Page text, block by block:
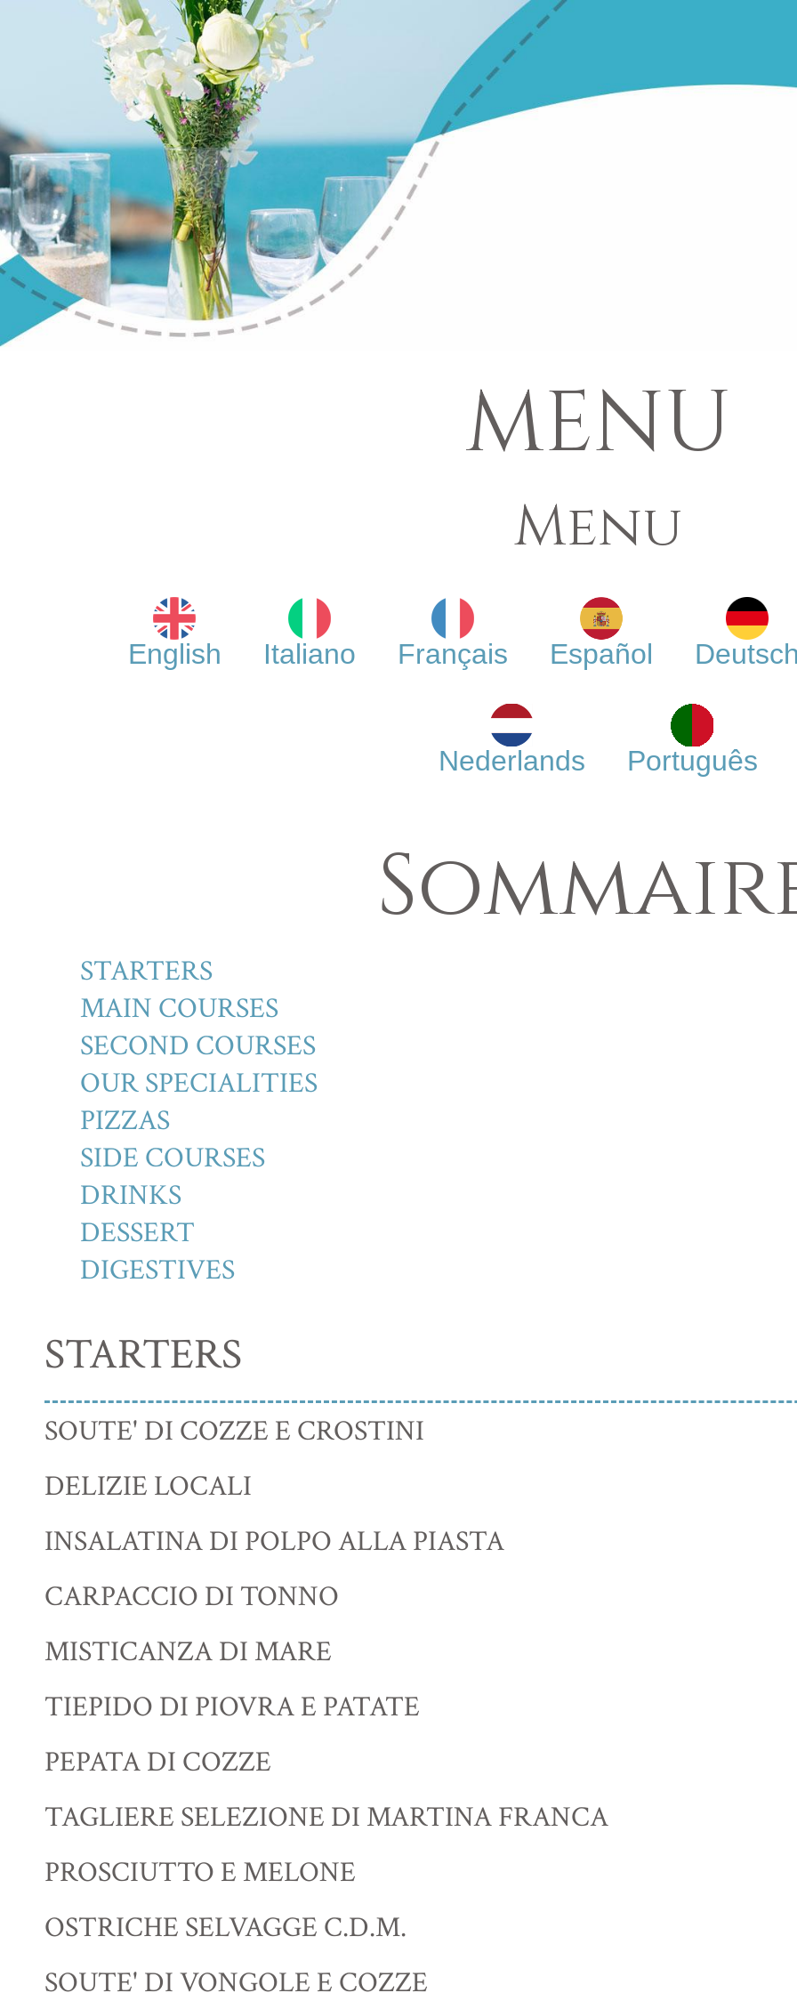
MENU
Menu
English Italiano Français Español
Nederlands Português
STARTERS
MAIN COURSES
SECOND COURSES
OUR SPECIALITIES
PIZZAS
SIDE COURSES
DRINKS
DESSERT
DIGESTIVES
STARTERS
SOUTE' DI COZZE E CROSTINI
DELIZIE LOCALI
INSALATINA DI POLPO ALLA PIASTA
CARPACCIO DI TONNO
MISTICANZA DI MARE
TIEPIDO DI PIOVRA E PATATE
PEPATA DI COZZE
TAGLIERE SELEZIONE DI MARTINA FRANCA
PROSCIUTTO E MELONE
OSTRICHE SELVAGGE C.D.M.
SOUTE' DI VONGOLE E COZZE